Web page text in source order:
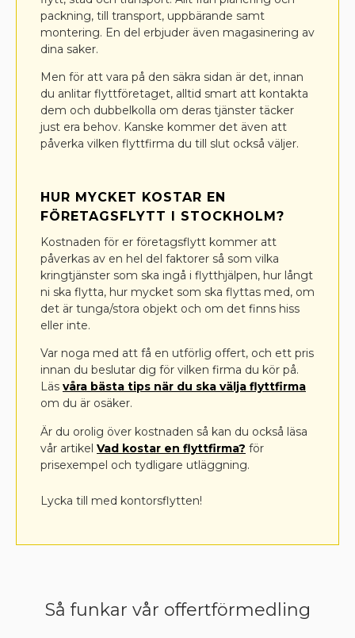
packning, till transport, uppbärande samt
montering. En del erbjuder även magasinering av
dina saker.
Men för att vara på den säkra sidan är det, innan
du anlitar flyttföretaget, alltid smart att kontakta
dem och dubbelkolla om deras tjänster täcker
just era behov. Kanske kommer det även att
påverka vilken flyttfirma du till slut också väljer.
HUR MYCKET KOSTAR EN
FÖRETAGSFLYTT I STOCKHOLM?
Kostnaden för er företagsflytt kommer att
påverkas av en hel del faktorer så som vilka
kringtjänster som ska ingå i flytthjälpen, hur långt
ni ska flytta, hur mycket som ska flyttas med, om
det är tunga/stora objekt och om det finns hiss
eller inte.
Var noga med att få en utförlig offert, och ett pris
innan du beslutar dig för vilken firma du kör på.
Läs våra bästa tips när du ska välja flyttfirma
om du är osäker.
Är du orolig över kostnaden så kan du också läsa
vår artikel Vad kostar en flyttfirma? för
prisexempel och tydligare utläggning.
Lycka till med kontorsflytten!
Så funkar vår offertförmedling